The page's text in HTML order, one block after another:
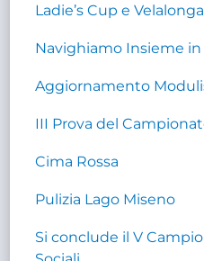
Ladie’s Cup e Velalonga
Navighiamo Insieme in
Aggiornamento
III Prova del
Cima Rossa
Pulizia Lago Miseno
Si conclude il V